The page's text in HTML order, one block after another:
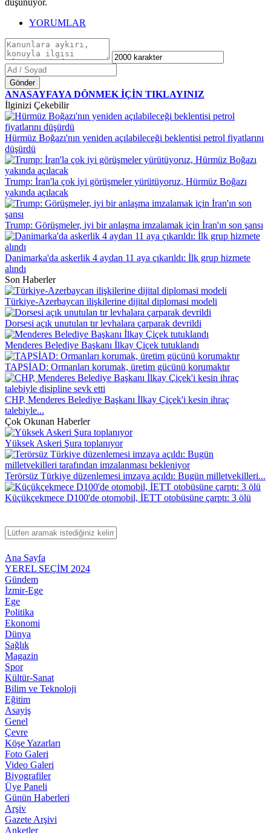
düşünüyor.
YORUMLAR
Gönder
ANASAYFAYA DÖNMEK İÇİN TIKLAYINIZ
İlginizi Çekebilir
Hürmüz Boğazı'nın yeniden açılabileceği beklentisi petrol fiyatlarını
düşürdü
Trump: İran'la çok iyi görüşmeler yürütüyoruz, Hürmüz Boğazı
yakında açılacak
Trump: Görüşmeler, iyi bir anlaşma imzalamak için İran'ın son şansı
Danimarka'da askerlik 4 aydan 11 aya çıkarıldı: İlk grup hizmete
alındı
Son Haberler
Türkiye-Azerbaycan ilişkilerine dijital diplomasi modeli
Dorsesi açık unutulan tır levhalara çarparak devrildi
Menderes Belediye Başkanı İlkay Çiçek tutuklandı
TAPSİAD: Ormanları korumak, üretim gücünü korumaktır
CHP, Menderes Belediye Başkanı İlkay Çiçek'i kesin ihraç
talebiyle...
Çok Okunan Haberler
Yüksek Askeri Şura toplanıyor
Terörsüz Türkiye düzenlemesi imzaya açıldı: Bugün milletvekilleri...
Küçükçekmece D100'de otomobil, İETT otobüsüne çarptı: 3 ölü
Ana Sayfa
YEREL SEÇİM 2024
Gündem
İzmir-Ege
Ege
Politika
Ekonomi
Dünya
Sağlık
Magazin
Spor
Kültür-Sanat
Bilim ve Teknoloji
Eğitim
Asayiş
Genel
Çevre
Köşe Yazarları
Foto Galeri
Video Galeri
Biyografiler
Üye Paneli
Günün Haberleri
Arşiv
Gazete Arşivi
Anketler